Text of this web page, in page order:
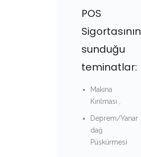
POS
Sigortasının
sunduğu
teminatlar:
Makina
Kırılması ,
Deprem/Yanar
dağ
Püskürmesi